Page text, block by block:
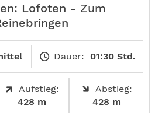
Lofoten - Zum
Dauer: 01:30 Std.
Aufstieg:
428 m
Abstieg:
428 m